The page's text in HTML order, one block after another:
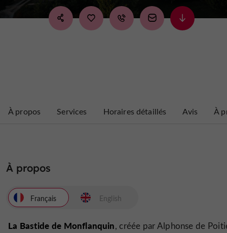
À propos Services Horaires détaillés Avis À
À propos
Français
La Bastide de Monflanquin, créée par Alphonse de
English